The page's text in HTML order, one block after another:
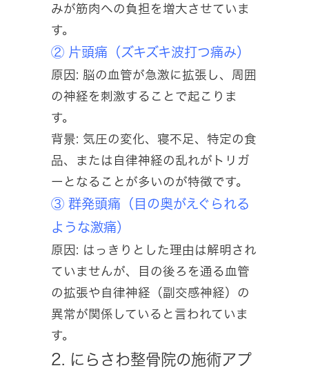
みが筋肉への負担を増大させていま
す。
② 片頭痛（ズキズキ波打つ痛み）
原因: 脳の血管が急激に拡張し、周囲
の神経を刺激することで起こりま
す。
背景: 気圧の変化、寝不足、特定の食
品、または自律神経の乱れがトリガ
ーとなることが多いのが特徴です。
③ 群発頭痛（目の奥がえぐられる
ような激痛）
原因: はっきりとした理由は解明され
ていませんが、目の後ろを通る血管
の拡張や自律神経（副交感神経）の
異常が関係していると言われていま
す。
2. にらさわ整骨院の施術アプ